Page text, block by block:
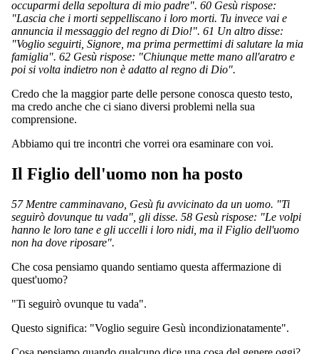
occuparmi della sepoltura di mio padre". 60 Gesù rispose:
"Lascia che i morti seppelliscano i loro morti. Tu invece vai e
annuncia il messaggio del regno di Dio!". 61 Un altro disse:
"Voglio seguirti, Signore, ma prima permettimi di salutare la mia
famiglia". 62 Gesù rispose: "Chiunque mette mano all'aratro e
poi si volta indietro non è adatto al regno di Dio".
Credo che la maggior parte delle persone conosca questo testo,
ma credo anche che ci siano diversi problemi nella sua
comprensione.
Abbiamo qui tre incontri che vorrei ora esaminare con voi.
Il Figlio dell'uomo non ha posto
57 Mentre camminavano, Gesù fu avvicinato da un uomo. "Ti
seguirò dovunque tu vada", gli disse. 58 Gesù rispose: "Le volpi
hanno le loro tane e gli uccelli i loro nidi, ma il Figlio dell'uomo
non ha dove riposare".
Che cosa pensiamo quando sentiamo questa affermazione di
quest'uomo?
"Ti seguirò ovunque tu vada".
Questo significa: "Voglio seguire Gesù incondizionatamente".